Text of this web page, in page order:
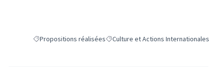
Filtrer les résultats de la catégorie : Propositions réalisées
Propositions réaliséesFiltrer les résultats pour le secteur :
Culture et Actions Internationales